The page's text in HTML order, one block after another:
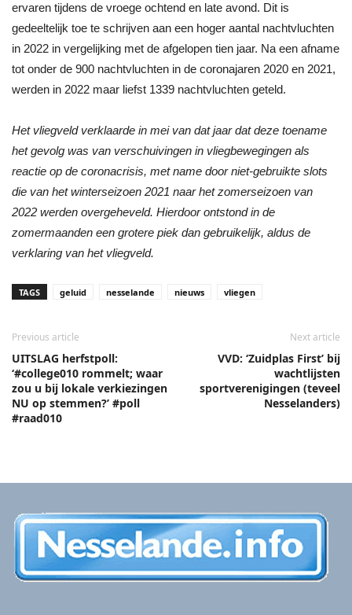
ervaren tijdens de vroege ochtend en late avond. Dit is
gedeeltelijk toe te schrijven aan een hoger aantal nachtvluchten
in 2022 in vergelijking met de afgelopen tien jaar. Na een afname
tot onder de 900 nachtvluchten in de coronajaren 2020 en 2021,
werden in 2022 maar liefst 1339 nachtvluchten geteld.
Het vliegveld verklaarde in mei van dat jaar dat deze toename
het gevolg was van verschuivingen in vliegbewegingen als
reactie op de coronacrisis, met name door niet-gebruikte slots
die van het winterseizoen 2021 naar het zomerseizoen van
2022 werden overgeheveld. Hierdoor ontstond in de
zomermaanden een grotere piek dan gebruikelijk, aldus de
verklaring van het vliegveld.
TAGS geluid nesselande nieuws vliegen
Previous article
UITSLAG herfstpoll:
‘#college010 rommelt; waar
zou u bij lokale verkiezingen
NU op stemmen?’ #poll
#raad010
Next article
VVD: ‘Zuidplas First’ bij
wachtlijsten
sportverenigingen (teveel
Nesselanders)